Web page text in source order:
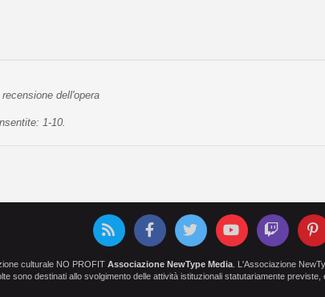
dell'opera
1-10.
culturale NO PROFIT Associazione NewType Media. L'Associazione
sono destinati allo svolgimento delle attività istituzionali statutariamente